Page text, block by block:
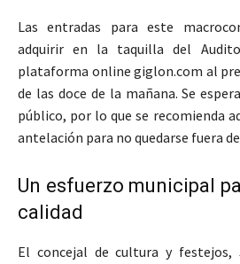
Las entradas para este
adquirir en la taquilla del
plataforma online giglon.com al
de las doce de la mañana. Se
público, por lo que se recomienda
antelación para no quedarse fuera
Un esfuerzo municipal
calidad
El concejal de cultura y festejos,